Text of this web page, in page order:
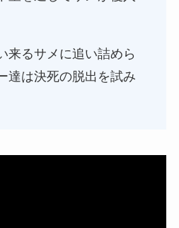
来るサメに追い詰めら
達は決死の脱出を試み